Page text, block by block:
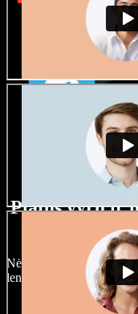
Platus vyrų ir
su
Nėra dviejų vienodų
lengvai juos prisitaikykite.